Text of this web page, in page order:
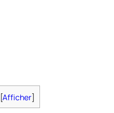
[Afficher]